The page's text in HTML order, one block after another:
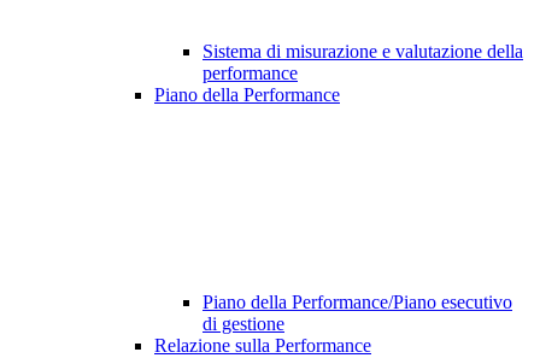
Sistema di misurazione e valutazione della
performance
Piano della Performance
Piano della Performance/Piano esecutivo
di gestione
Relazione sulla Performance